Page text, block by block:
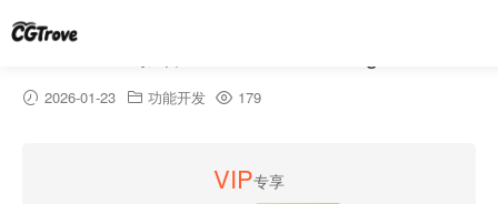
2026-01-23 功能开发 179
VIP专享